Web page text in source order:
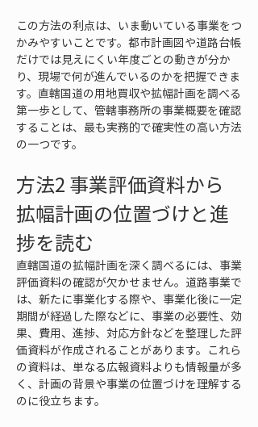
この方法の利点は、いま動いている事業をつ
かみやすいことです。都市計画図や道路台帳
だけでは見えにくい年度ごとの動きが分か
り、現場で何が進んでいるのかを把握できま
す。直轄国道の用地買収や拡幅計画を調べる
第一歩として、管轄事務所の事業概要を確認
することは、最も実務的で確実性の高い方法
の一つです。
方法2 事業評価資料から
拡幅計画の位置づけと進
捗を読む
直轄国道の拡幅計画を深く調べるには、事業
評価資料の確認が欠かせません。道路事業で
は、新たに事業化する際や、事業化後に一定
期間が経過した際などに、事業の必要性、効
果、費用、進捗、対応方針などを整理した評
価資料が作成されることがあります。これら
の資料は、単なる広報資料よりも情報量が多
く、計画の背景や事業の位置づけを理解する
のに役立ちます。